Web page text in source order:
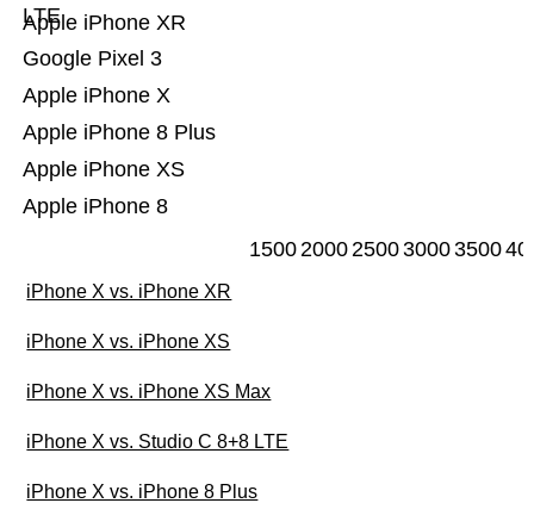
Apple iPhone 8
Apple iPhone XS
Apple iPhone 8 Plus
Apple iPhone X
Google Pixel 3
Apple iPhone XR
LTE
15002000250030003500
iPhone X vs. iPhone XR
iPhone X vs. iPhone XS
iPhone X vs. iPhone XS Max
iPhone X vs. Studio C 8+8 LTE
iPhone X vs. iPhone 8 Plus